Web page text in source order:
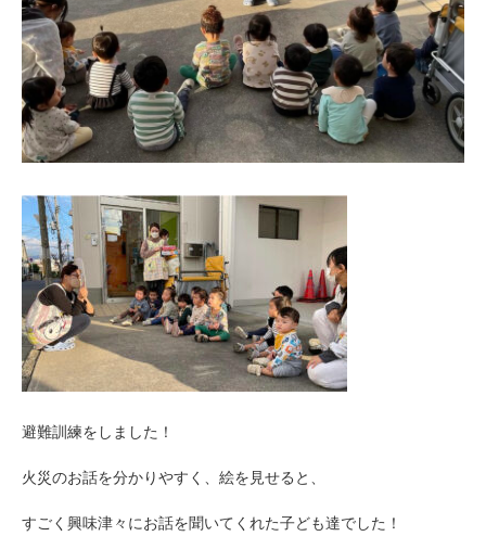
避難訓練をしました！
火災のお話を分かりやすく、絵を見せると、
すごく興味津々にお話を聞いてくれた子ども達でした！